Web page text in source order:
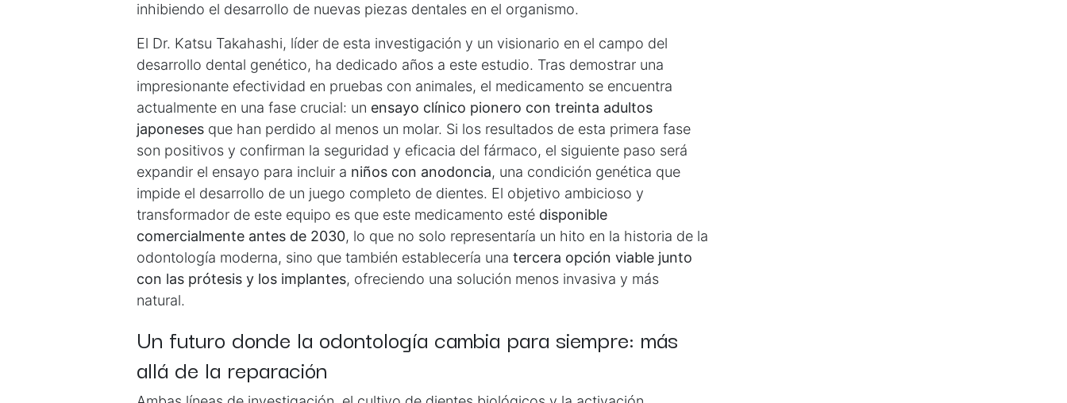
inhibiendo el desarrollo de nuevas piezas dentales en el organismo.
El Dr. Katsu Takahashi, líder de esta investigación y un visionario en el campo del
desarrollo dental genético, ha dedicado años a este estudio. Tras demostrar una
impresionante efectividad en pruebas con animales, el medicamento se encuentra
actualmente en una fase crucial: un ensayo clínico pionero con treinta adultos
japoneses que han perdido al menos un molar. Si los resultados de esta primera fase
son positivos y confirman la seguridad y eficacia del fármaco, el siguiente paso será
expandir el ensayo para incluir a niños con anodoncia, una condición genética que
impide el desarrollo de un juego completo de dientes. El objetivo ambicioso y
transformador de este equipo es que este medicamento esté disponible
comercialmente antes de 2030, lo que no solo representaría un hito en la historia de la
odontología moderna, sino que también establecería una tercera opción viable junto
con las prótesis y los implantes, ofreciendo una solución menos invasiva y más
natural.
Un futuro donde la odontología cambia para siempre: más
allá de la reparación